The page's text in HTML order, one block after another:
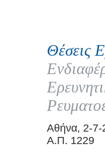
Θέσεις
Αθήνα, 2-7-
Α.Π. 1229